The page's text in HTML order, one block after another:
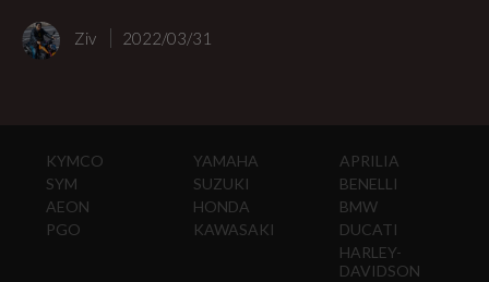
Ziv 2022/03/31
KYMCO
SYM
AEON
PGO
YAMAHA
SUZUKI
HONDA
KAWASAKI
APRILIA
BENELLI
BMW
DUCATI
HARLEY-
DAVIDSON